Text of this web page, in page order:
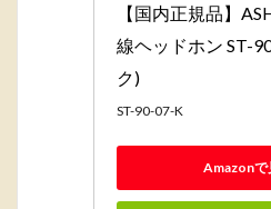
【国内正規品】
線ヘッドホン ST-
ク)
ST-90-07-K
Amazonで